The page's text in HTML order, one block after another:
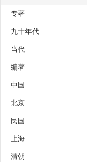
专著
九十年代
当代
编著
中国
北京
民国
上海
清朝